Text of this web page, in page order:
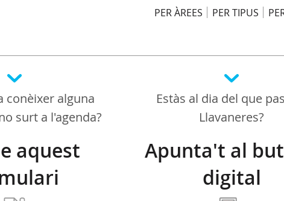
PER ÀREES PER TIPUS
conèixer alguna
surt a l'agenda?
aquest
Estàs al dia del que
Llavaneres?
Apunta't al
digital